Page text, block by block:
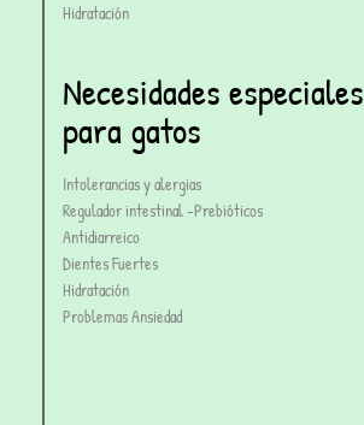
Hidratación
Necesidades especiales
para gatos
Intolerancias y alergias
Regulador intestinal -Prebióticos
Antidiarreico
Dientes Fuertes
Hidratación
Problemas Ansiedad